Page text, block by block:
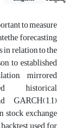
to measure
forecasting
relation to the
to established
mirrored
historical
GARCH(1,1)
stock exchange